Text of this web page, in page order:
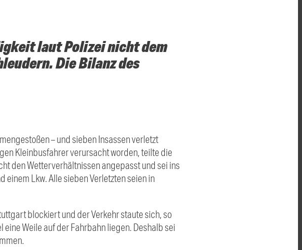
laut Polizei nicht dem
Die Bilanz des
– und sieben Insassen verletzt
Kleinbusfahrer verursacht worden, teilte die
den Wetterverhältnissen angepasst und sei ins
Lkw. Alle sieben Verletzten seien in
blockiert und der Verkehr staute sich, so
Weile auf der Fahrbahn liegen. Deshalb sei